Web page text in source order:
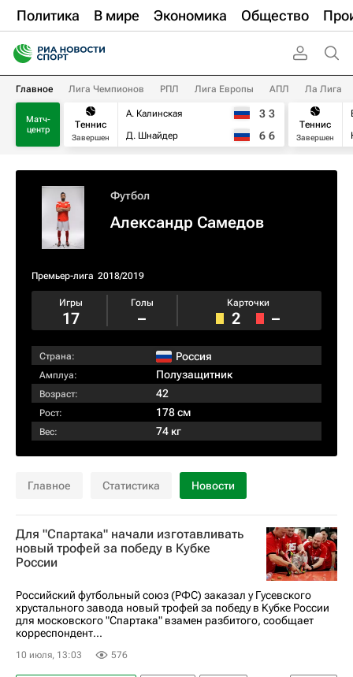
Политика В мире Экономика Общество
Главное Лига Чемпионов РПЛ Лига Европы АПЛ Ла Лига
Матч-
центр
Теннис
Завершен
А. Калинская
Д. Шнайдер
3 3
6 6
Теннис
Завершен
Футбол
Александр Самедов
Премьер-лига 2018/2019
Игры
17
Голы
–
Карточки
2 –
Страна: Россия
Амплуа: Полузащитник
Возраст: 42
Рост: 178 см
Вес: 74 кг
Главное Статистика Новости
Для "Спартака" начали изготавливать
новый трофей за победу в Кубке
России
Российский футбольный союз (РФС) заказал у Гусевского
хрустального завода новый трофей за победу в Кубке России
для московского "Спартака" взамен разбитого, сообщает
корреспондент...
10 июля, 13:03 576